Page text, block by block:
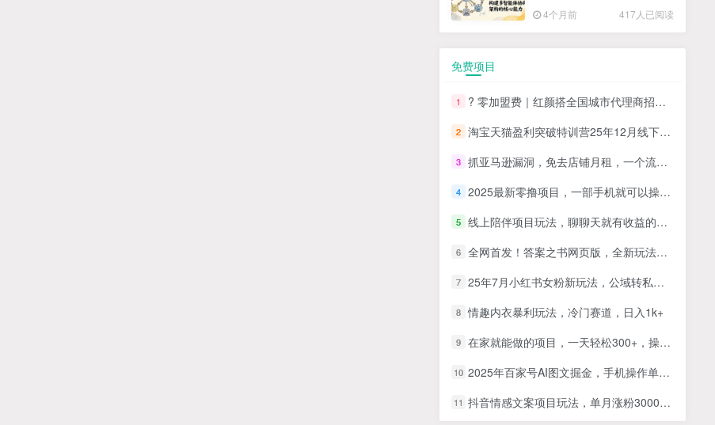
心能力
4个月前 417人已阅读
免费项目
1 ? 零加盟费｜红颜搭全国城市代理商招募正式启动！
2 淘宝天猫盈利突破特训营25年12月线下课，系统性的深度剖析电商企业经营之道，打造电商标准化运营体系
3 抓亚马逊漏洞，免去店铺月租，一个流量大竞争小，让你有机会成大卖的赛道
4 2025最新零撸项目，一部手机就可以操作，20秒一单，零投入纯薅羊毛，无门槛，一天200+【揭秘】
5 线上陪伴项目玩法，聊聊天就有收益的项目，一个月收益5000+
6 全网首发！答案之书网页版，全新玩法，搭配文档和网页，日入1k+零门槛小白首选副业
7 25年7月小红书女粉新玩法，公域转私域变现，日轻松变现2张+，5分钟简单复制好上手
8 情趣内衣暴利玩法，冷门赛道，日入1k+
9 在家就能做的项目，一天轻松300+，操作简单上手快
10 2025年百家号AI图文掘金，手机操作单号月入4-5位数，低门槛【附指令+工具】
11 抖音情感文案项目玩法，单月涨粉3000+，新手小白也能做